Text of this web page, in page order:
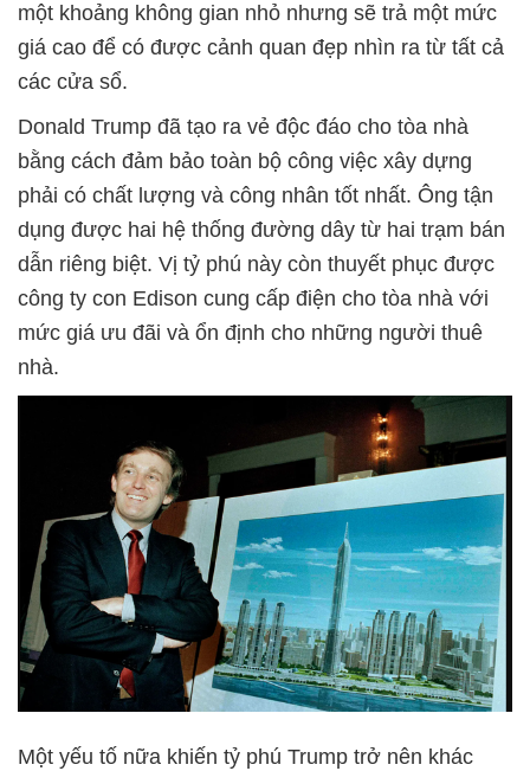
một khoảng không gian nhỏ nhưng sẽ trả một mức
giá cao để có được cảnh quan đẹp nhìn ra từ tất cả
các cửa sổ.
Donald Trump đã tạo ra vẻ độc đáo cho tòa nhà
bằng cách đảm bảo toàn bộ công việc xây dựng
phải có chất lượng và công nhân tốt nhất. Ông tận
dụng được hai hệ thống đường dây từ hai trạm bán
dẫn riêng biệt. Vị tỷ phú này còn thuyết phục được
công ty con Edison cung cấp điện cho tòa nhà với
mức giá ưu đãi và ổn định cho những người thuê
nhà.
Một yếu tố nữa khiến tỷ phú Trump trở nên khác